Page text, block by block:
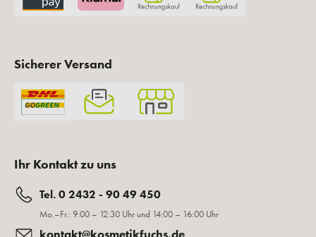
Sicherer Versand
Ihr Kontakt zu uns
Tel. 0 2432 - 90 49 450
Mo.–Fr.: 9:00 – 12:30 Uhr und 14:00 – 16:00 Uhr